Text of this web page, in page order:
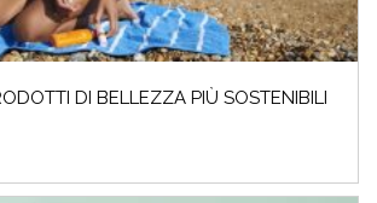
DI BELLEZZA PIÙ SOSTENIBILI